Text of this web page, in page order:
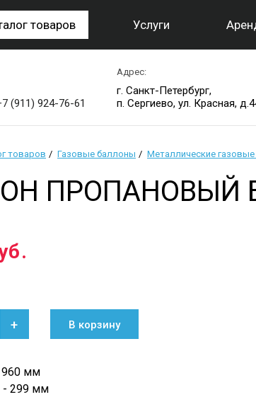
товаров Услуги
(911) 924-76-61
Адрес:
г. Санкт-Петербург,
п. Сергиево, ул. Красная,
товаров Газовые баллоны Металлические
ПРОПАНОВЫЙ
+ В корзину
960 мм
- 299 мм